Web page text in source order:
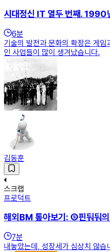
시대정신 IT 열두 번째. 1990
6분
기술의 발전과 문화의 확장은 게
인 사업들이 많이 생겨났습니다.
김동훈
스크랩
프로덕트
해외BM 톺아보기: ⑤핀둬둬
7분
내놓았는데, 성장세가 심상치 않